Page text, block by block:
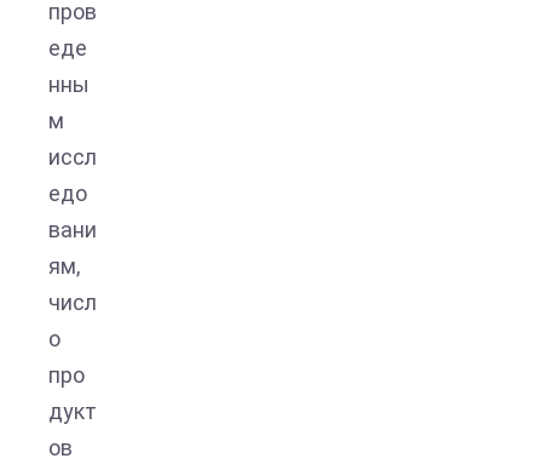
пров
еде
нны
м
иссл
едо
вани
ям,
числ
о
про
дукт
ов